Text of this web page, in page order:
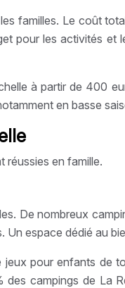
familles. Le coût
pour les activités et
à partir de 400
en basse
réussies en famille.
De nombreux
espace dédié au
pour enfants de
campings de La